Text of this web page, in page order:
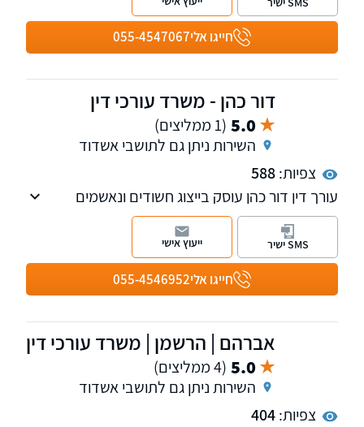
לפועל וחדלות פירעון, עם הצלחות רבות בייצוג
חייבים, וכן בתחומי ביטוח לאומי, תאונות עבודה
ודרכים, צוואות וייפוי כוח מתמשך.
חייגו אלי055-4547067
דור כהן - משרד עורכי דין
5.0 (1 ממליצים)
השירות ניתן גם לתושבי אשדוד
צפיות:588
עורך דין דור כהן עוסק בייצוג חשודים ונאשמים
בעבירות פליליות, תוך מתן ייעוץ ובניית אסטרטגיה
מנצחת, בוגר הפרקליטות וחטיבת התביעות
במשטרה.
חייגו אלי055-4546952
SMS ישיר ייעוץ אישי
אברהם | הרשמן | משרד עורכי דין
5.0 (4 ממליצים)
השירות ניתן גם לתושבי אשדוד
צפיות:404